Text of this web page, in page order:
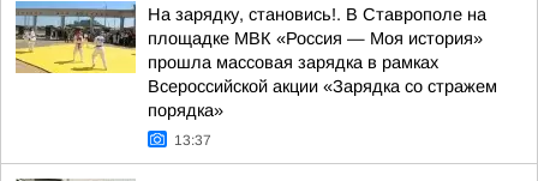
На зарядку, становись!. В Ставрополе на
площадке МВК «Россия — Моя история»
прошла массовая зарядка в рамках
Всероссийской акции «Зарядка со стражем
порядка»
13:37